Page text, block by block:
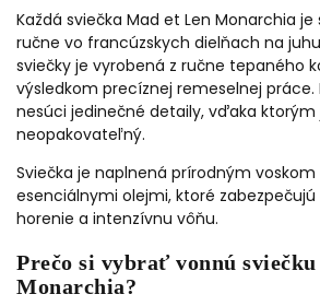
Každá sviečka Mad et Len Monarchia
ručne vo francúzskych dielňach na
sviečky je vyrobená z ručne tepaného
výsledkom precíznej remeselnej práce.
nesúci jedinečné detaily, vďaka ktorým
neopakovateľný.
Sviečka je naplnená prírodným
esenciálnymi olejmi, ktoré
horenie a intenzívnu vôňu.
Prečo si vybrať vonnú
Monarchia?